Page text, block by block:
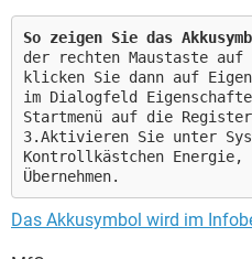
So zeigen Sie das
der rechten Maustaste
klicken Sie dann auf
im Dialogfeld
Startmenü auf die
3.Aktivieren Sie unter
Kontrollkästchen
Übernehmen.
Das Akkusymbol wird im